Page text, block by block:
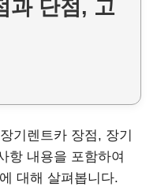
과 단점, 고
기렌트카 장점, 장기
항 내용을 포함하여
대해 살펴봅니다.